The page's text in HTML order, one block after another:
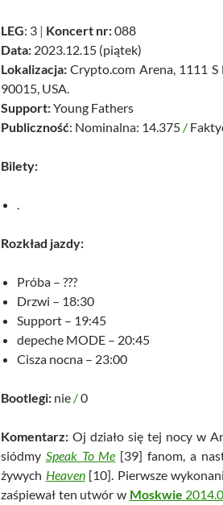
LEG: 3 | Koncert nr:088
Data: 2023.12.15 (piątek)
Lokalizacja: Crypto.com Arena, 1111 S
90015, USA.
Support:Young Fathers
Publiczność: Nominalna: 14.375 /
Bilety:
.
Rozkład jazdy:
Próba – ???
Drzwi – 18:30
Support – 19:45
depeche MODE – 20:45
Cisza nocna – 23:00
Bootlegi: nie /0
Komentarz: Oj działo się tej nocy w
siódmy Speak To Me [39] fanom, a
żywych Heaven[10]. Pierwsze
zaśpiewał ten utwór w Moskwie